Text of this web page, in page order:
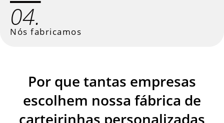
04.
Nós fabricamos
Por que tantas empresas
escolhem nossa fábrica de
carteirinhas personalizadas